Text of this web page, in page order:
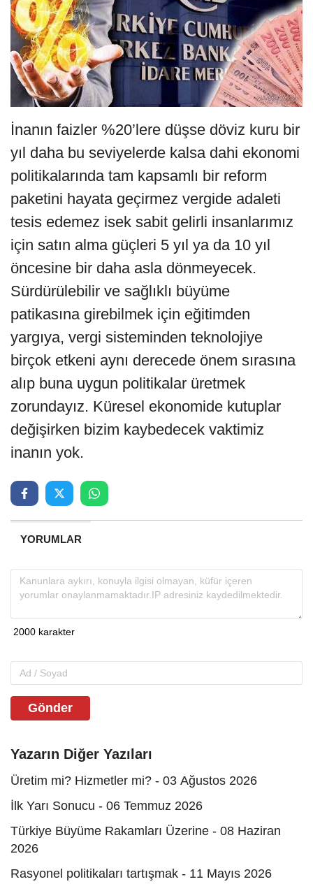
İnanın faizler %20’lere düşse döviz kuru bir
yıl daha bu seviyelerde kalsa dahi ekonomi
politikalarında tam kapsamlı bir reform
paketini hayata geçirmez vergide adaleti
tesis edemez isek sabit gelirli insanlarımız
için satın alma güçleri 5 yıl ya da 10 yıl
öncesine bir daha asla dönmeyecek.
Sürdürülebilir ve sağlıklı büyüme
patikasına girebilmek için eğitimden
yargıya, vergi sisteminden teknolojiye
birçok etkeni aynı derecede önem sırasına
alıp buna uygun politikalar üretmek
zorundayız. Küresel ekonomide kutuplar
değişirken bizim kaybedecek vaktimiz
inanın yok.
YORUMLAR
Gönder
Yazarın Diğer Yazıları
Üretim mi? Hizmetler mi? - 03 Ağustos 2026
İlk Yarı Sonucu - 06 Temmuz 2026
Türkiye Büyüme Rakamları Üzerine - 08 Haziran
2026
Rasyonel politikaları tartışmak - 11 Mayıs 2026